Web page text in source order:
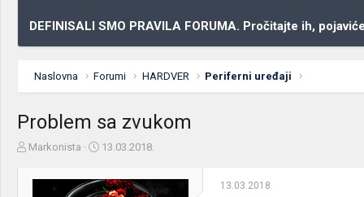
DEFINISALI SMO PRAVILA FORUMA. Pročitajte ih,
Naslovna Forumi HARDVER Periferni uređaji
Problem sa zvukom
Z
Markonista
D
u
13.03.2018.
13.03.2018.